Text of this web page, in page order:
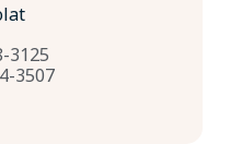
3125
3507